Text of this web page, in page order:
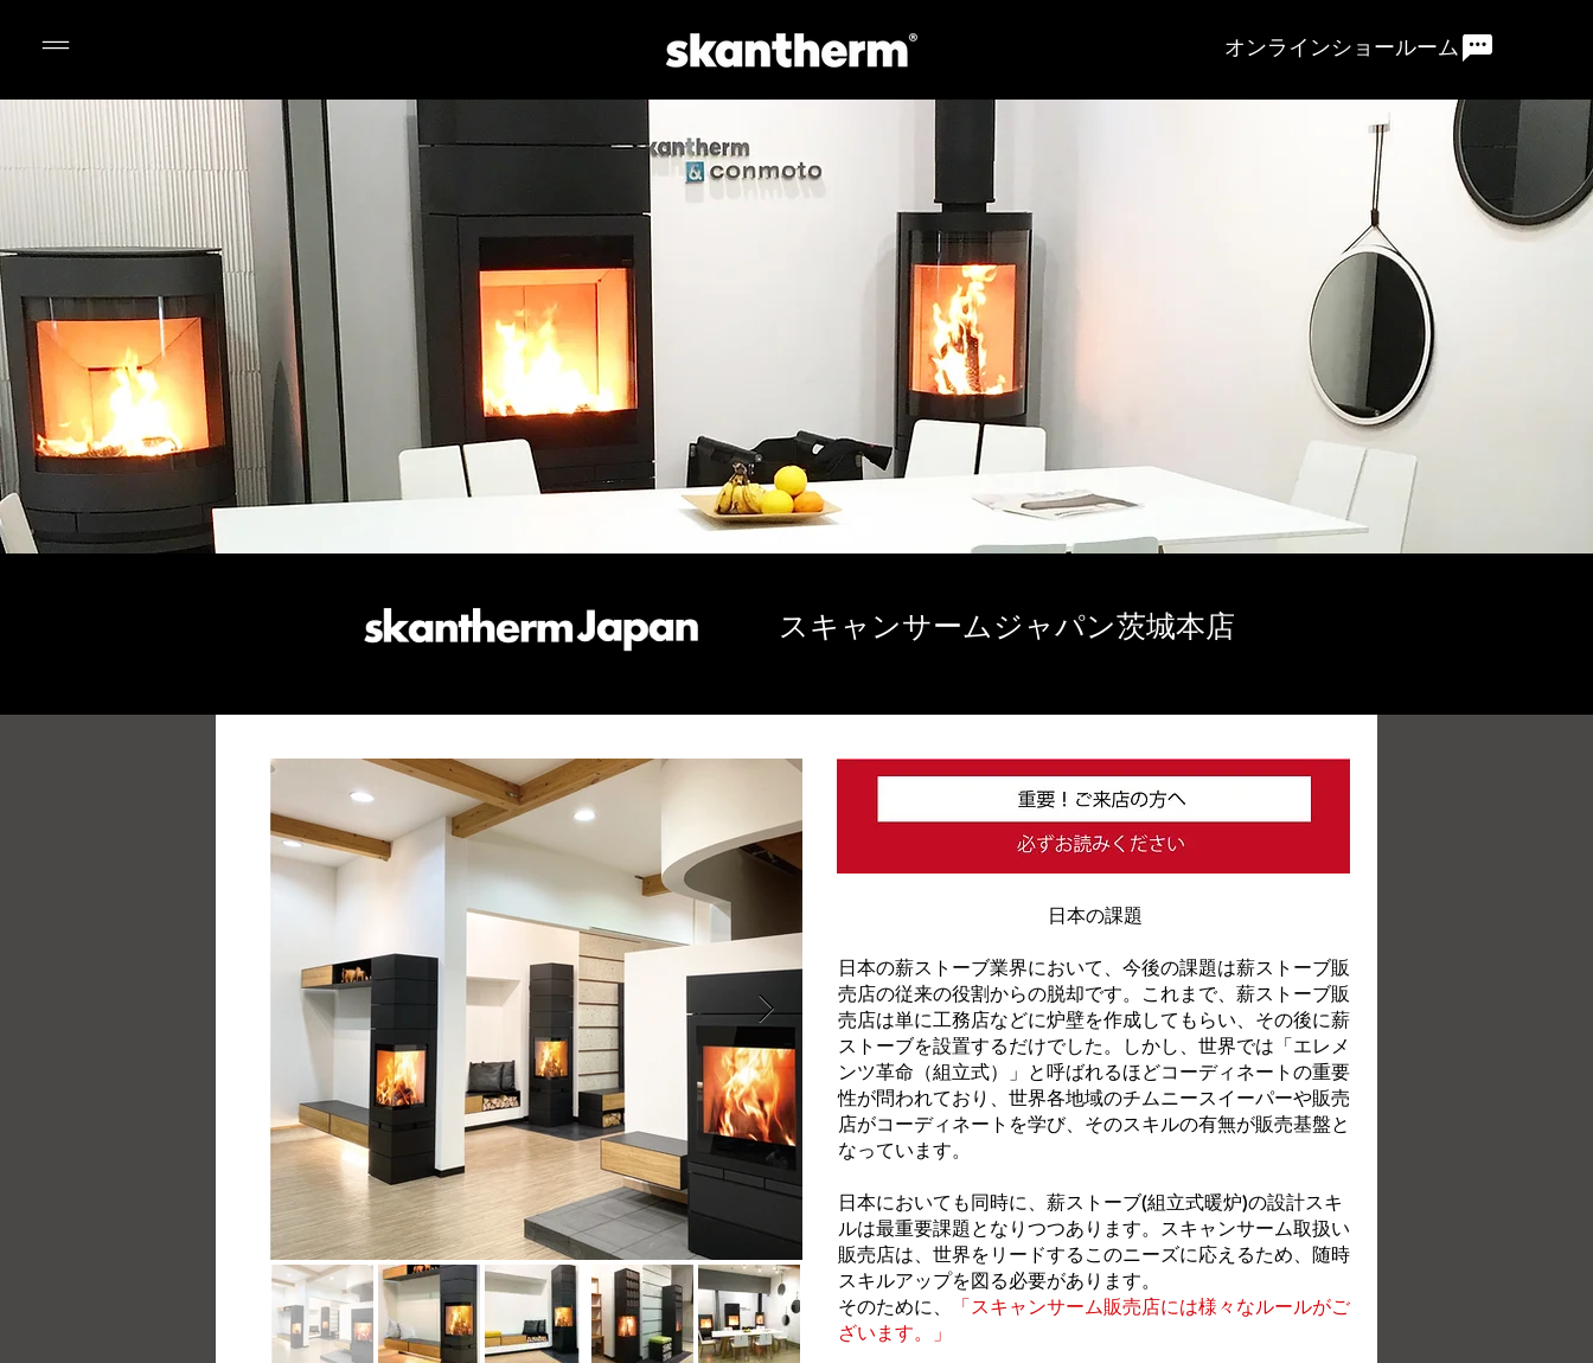
オンラインショールーム
スキャンサームジャパン茨城本店
日本の課題
日本の薪ストーブ業界において、今後の課題は薪ストーブ販
売店の従来の役割からの脱却です。これまで、薪ストーブ販
売店は単に工務店などに炉壁を作成してもらい、その後に薪
ストーブを設置するだけでした。しかし、世界では「エレメ
ンツ革命（組立式）」と呼ばれるほどコーディネートの重要
性が問われており、世界各地域のチムニースイーパーや販売
店がコーディネートを学び、そのスキルの有無が販売基盤と
なっています。
日本においても同時に、薪ストーブ(組立式暖炉)の設計スキ
ルは最重要課題となりつつあります。スキャンサーム取扱い
販売店は、世界をリードするこのニーズに応えるため、随時
スキルアップを図る必要があります。
そのために、
「スキャンサーム販売店には様々なルールがご
ざいます。」